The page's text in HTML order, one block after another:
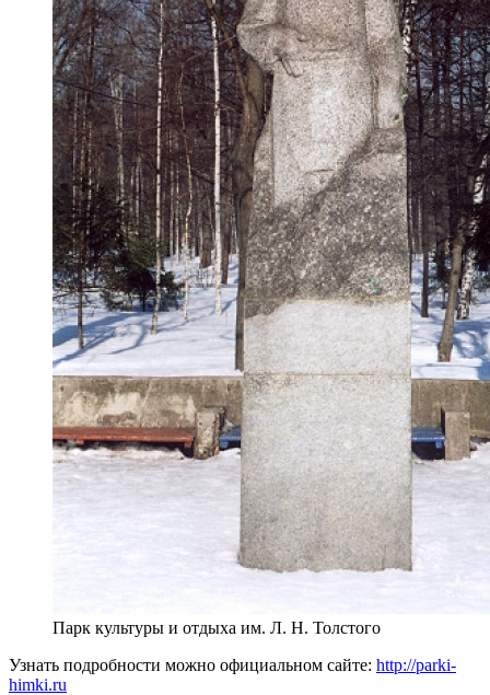
Парк культуры и отдыха им. Л. Н. Толстого
Узнать подробности можно официальном сайте: http://parki-
himki.ru